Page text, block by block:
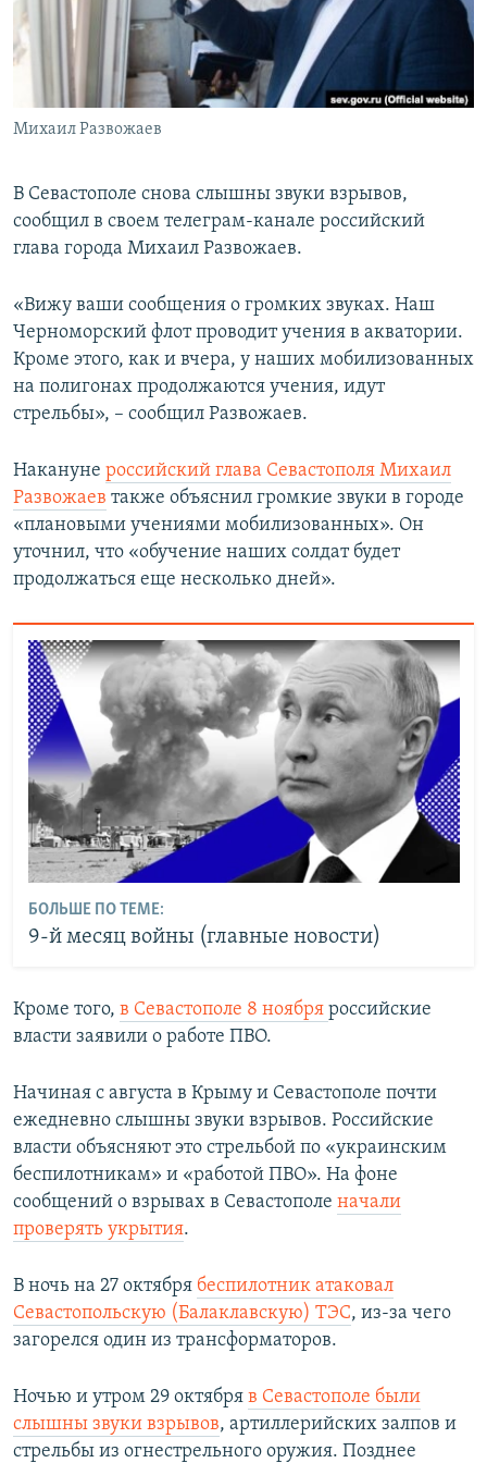
ПОБЕДИТЕЛЕЙ НЕ СУДЯТ?
КРЫМ.НЕПОКОРЕННЫЙ
ELIFBE
УКРАИНСКАЯ ПРОБЛЕМА КРЫМА
ПРИСОЕДИНЯЙТЕСЬ!
Михаил Развожаев
В Севастополе снова слышны звуки взрывов,
сообщил в своем телеграм-канале российский
глава города Михаил Развожаев.
«Вижу ваши сообщения о громких звуках. Наш
Черноморский флот проводит учения в акватории.
Кроме этого, как и вчера, у наших мобилизованных
на полигонах продолжаются учения, идут
стрельбы», – сообщил Развожаев.
Накануне российский глава Севастополя Михаил
Развожаев также объяснил громкие звуки в городе
«плановыми учениями мобилизованных». Он
уточнил, что «обучение наших солдат будет
продолжаться еще несколько дней».
БОЛЬШЕ ПО ТЕМЕ:
9-й месяц войны (главные новости)
Кроме того, в Севастополе 8 ноября российские
власти заявили о работе ПВО.
Начиная с августа в Крыму и Севастополе почти
ежедневно слышны звуки взрывов. Российские
власти объясняют это стрельбой по «украинским
беспилотникам» и «работой ПВО». На фоне
сообщений о взрывах в Севастополе начали
проверять укрытия.
В ночь на 27 октября беспилотник атаковал
Севастопольскую (Балаклавскую) ТЭС, из-за чего
загорелся один из трансформаторов.
Ночью и утром 29 октября в Севастополе были
слышны звуки взрывов, артиллерийских залпов и
стрельбы из огнестрельного оружия. Позднее